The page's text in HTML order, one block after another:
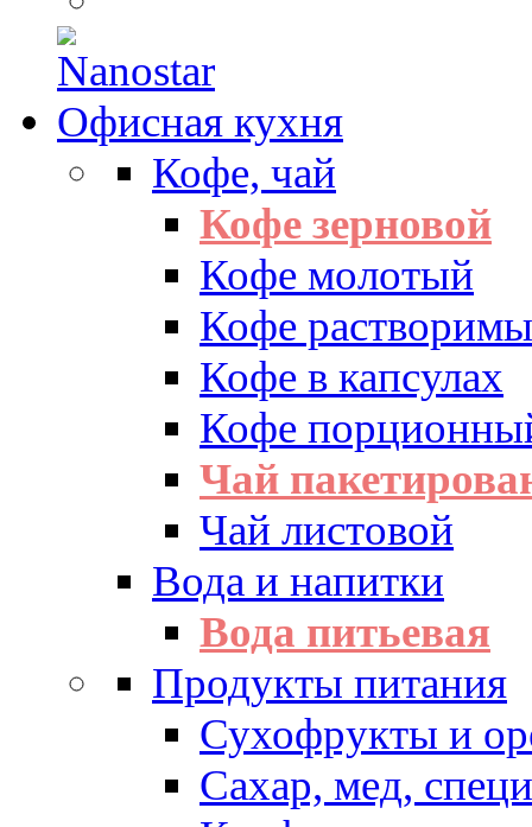
Офисная кухня
Кофе, чай
Кофе зерновой
Кофе молотый
Кофе
Кофе в капсулах
Кофе
Чай
Чай листовой
Вода и напитки
Вода питьевая
Продукты питания
Сухофрукты и
Сахар, мед,